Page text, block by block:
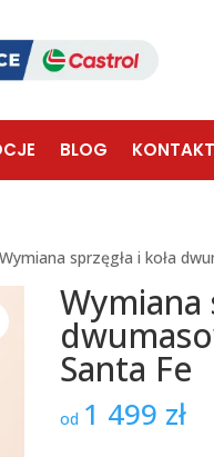
BLOG KONTAKT
sprzęgła i koła
Wymiana
Santa Fe
od 1 499 zł